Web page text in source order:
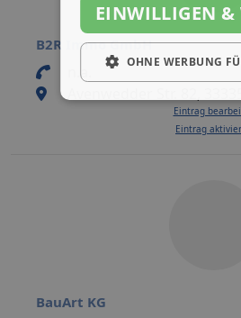
B2R Immo GmbH
n.a.
Eintrag
Eintrag
BauArt KG
EINWILLIGEN &
OHNE WERBUNG